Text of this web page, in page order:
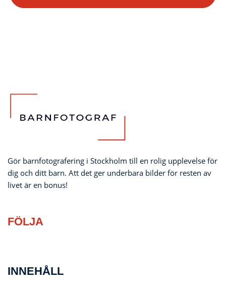
Gör barnfotografering i Stockholm till en rolig upplevelse för
dig och ditt barn. Att det ger underbara bilder för resten av
livet är en bonus!
FÖLJA
INNEHÅLL